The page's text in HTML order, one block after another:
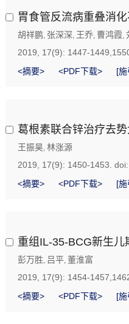
胃食管反流病重叠消
胡祥鹏, 张深深, 王乔, 曹鸿霞,
2019, 17(9): 1447-
<摘要>
<PDF下载> [
葛根素联合锌治疗去
王振昊, 林涨源
2019, 17(9): 1450-1453. doi:
<摘要>
<PDF下载> [
重组IL-35-BCG新生
彭万胜, 吕平, 董淮富
2019, 17(9): 1454-
<摘要>
<PDF下载> [